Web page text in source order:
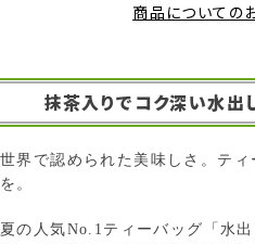
商品についての
抹茶入りでコク深い水出
世界で認められた美味しさ。テ
を。
夏の人気No.1ティーバッグ「水